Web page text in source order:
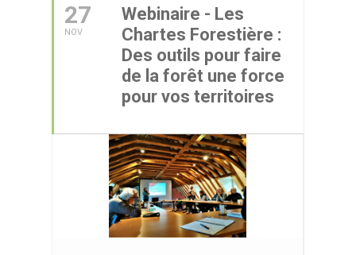
27
NOV
Webinaire - Les
Chartes Forestière :
Des outils pour faire
de la forêt une force
pour vos territoires